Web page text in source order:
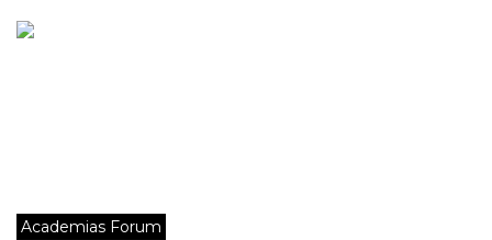
Academias Forum